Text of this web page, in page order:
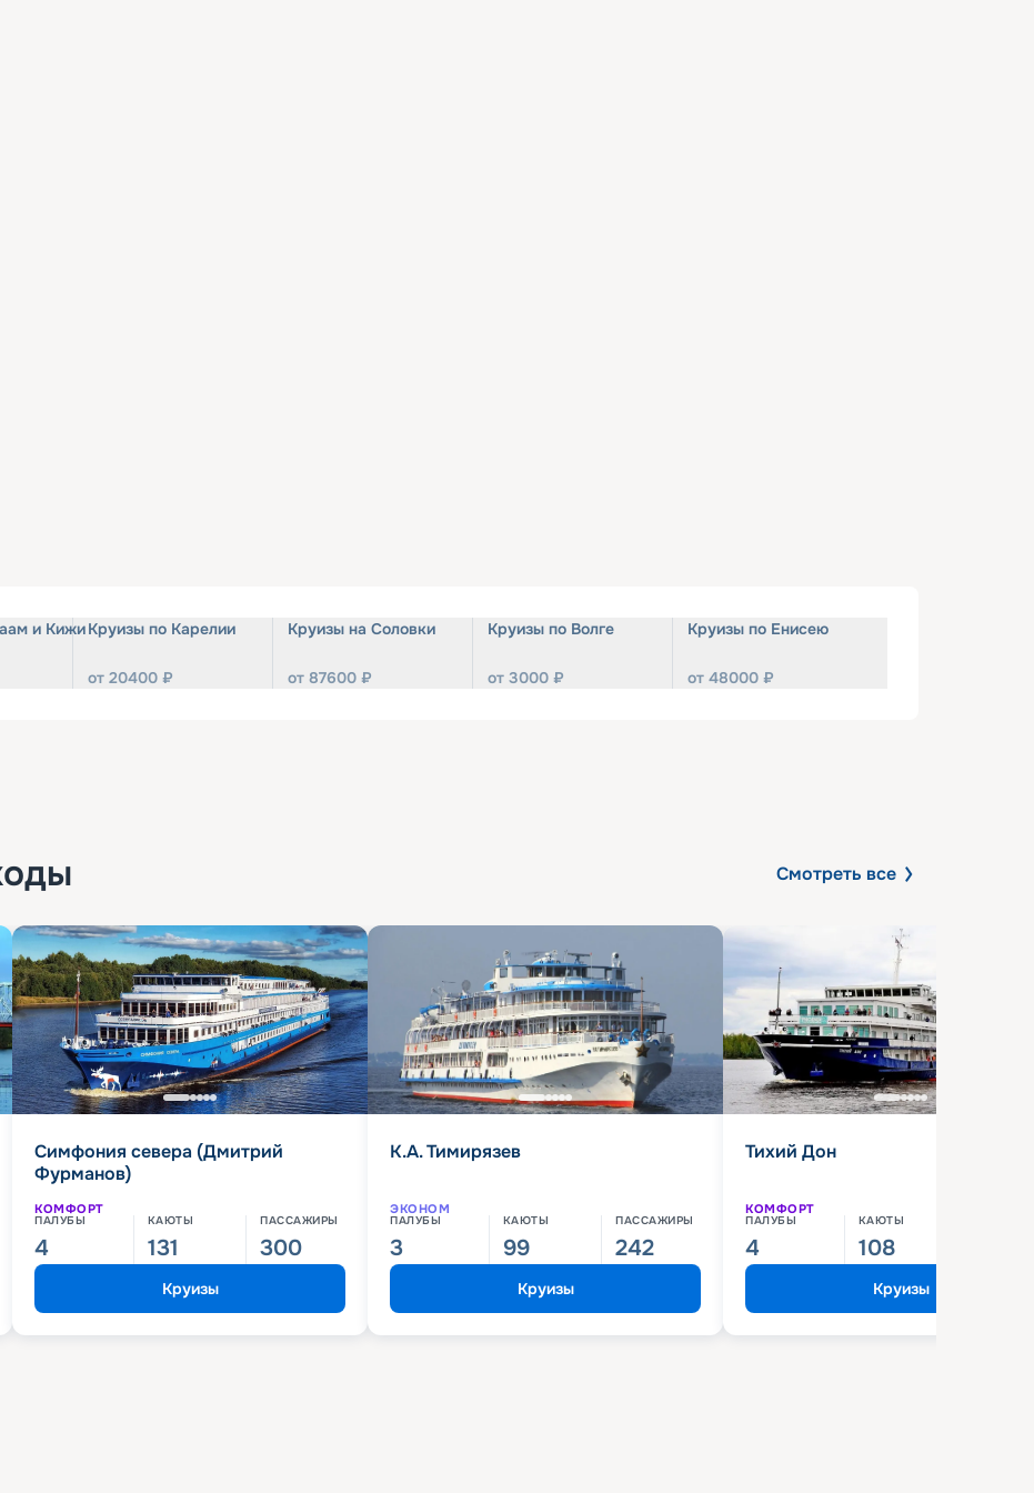
и КижиКруизы по Карелии
от 20400 ₽
Круизы на Соловки
от 87600 ₽
Круизы по Волге
от 3000 ₽
Круизы по Енисею
от 48000 ₽
Смотреть все
Симфония севера (Дмитрий
Фурманов)
КОМФОРТ
ПАЛУБЫ
4
КАЮТЫ
131
ПАССАЖИРЫ
300
Круизы
К.А. Тимирязев
ЭКОНОМ
ПАЛУБЫ
3
КАЮТЫ
99
ПАССАЖИРЫ
242
Круизы
Тихий Дон
КОМФОРТ
ПАЛУБЫ
4
КАЮТЫ
108
Круизы